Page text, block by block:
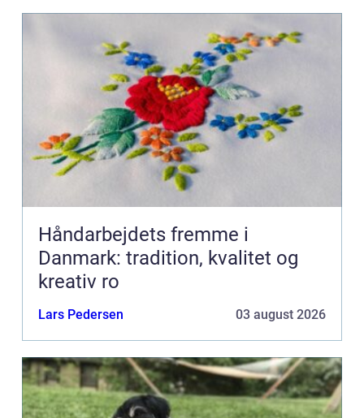
Håndarbejdets fremme i
Danmark: tradition, kvalitet og
kreativ ro
Lars Pedersen 03 august 2026